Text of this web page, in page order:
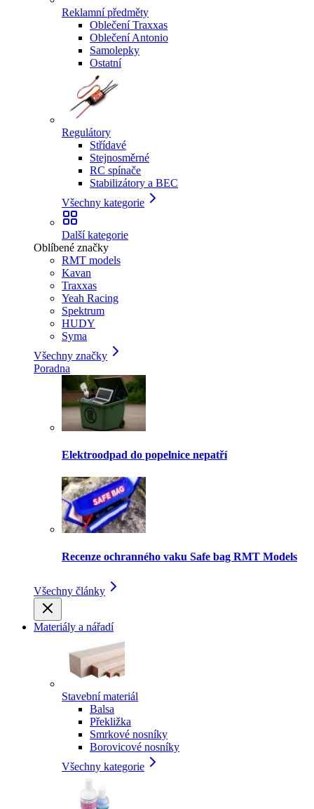
Reklamní předměty
Oblečení Traxxas
Oblečení Antonio
Samolepky
Ostatní
Regulátory
Střídavé
Stejnosměrné
RC spínače
Stabilizátory a BEC
Všechny kategorie
Další kategorie
Oblíbené značky
RMT models
Kavan
Traxxas
Yeah Racing
Spektrum
HUDY
Syma
Všechny značky
Poradna
Elektroodpad do popelnice nepatří
Recenze ochranného vaku Safe bag RMT Models
Všechny články
Materiály a nářadí
Stavební materiál
Balsa
Překližka
Smrkové nosníky
Borovicové nosníky
Všechny kategorie